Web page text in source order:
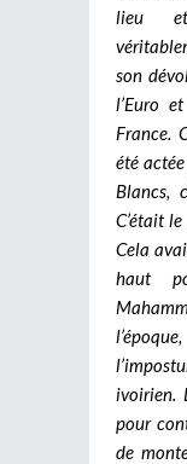
lieu
son
l’Euro
France.
été
Blancs,
C’était
Cela
haut
ivoirien.
pour
de